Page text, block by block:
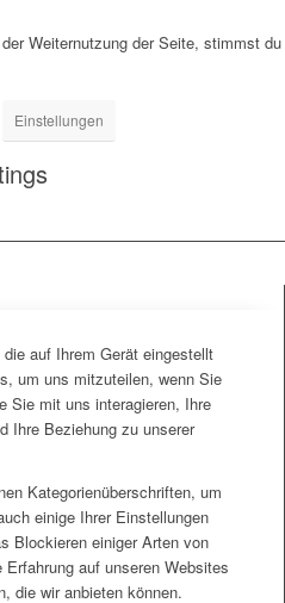
Weiternutzung der Seite, stimmst du
Einstellungen
auf Ihrem Gerät eingestellt
um uns mitzuteilen, wenn Sie
Sie mit uns interagieren, Ihre
Ihre Beziehung zu unserer
Kategorienüberschriften, um
einige Ihrer Einstellungen
Blockieren einiger Arten von
auf unseren Websites
die wir anbieten können.